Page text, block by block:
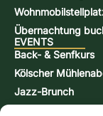
Übernachtung
EVENTS
Back- & Senfkurs
Kölscher
Jazz-Brunch